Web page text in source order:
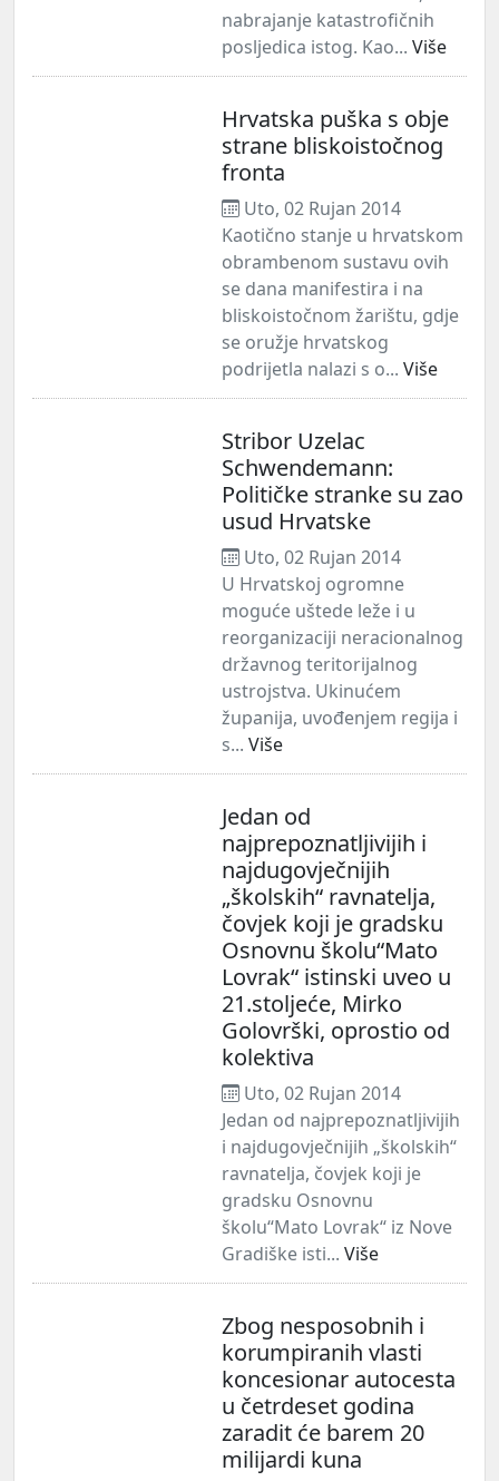
nabrajanje katastrofičnih
posljedica istog. Kao... Više
Hrvatska puška s obje
strane bliskoistočnog
fronta
Uto, 02 Rujan 2014
Kaotično stanje u hrvatskom
obrambenom sustavu ovih
se dana manifestira i na
bliskoistočnom žarištu, gdje
se oružje hrvatskog
podrijetla nalazi s o... Više
Stribor Uzelac
Schwendemann:
Političke stranke su zao
usud Hrvatske
Uto, 02 Rujan 2014
U Hrvatskoj ogromne
moguće uštede leže i u
reorganizaciji neracionalnog
državnog teritorijalnog
ustrojstva. Ukinućem
županija, uvođenjem regija i
s... Više
Jedan od
najprepoznatljivijih i
najdugovječnijih
„školskih“ ravnatelja,
čovjek koji je gradsku
Osnovnu školu“Mato
Lovrak“ istinski uveo u
21.stoljeće, Mirko
Golovrški, oprostio od
kolektiva
Uto, 02 Rujan 2014
Jedan od najprepoznatljivijih
i najdugovječnijih „školskih“
ravnatelja, čovjek koji je
gradsku Osnovnu
školu“Mato Lovrak“ iz Nove
Gradiške isti... Više
Zbog nesposobnih i
korumpiranih vlasti
koncesionar autocesta
u četrdeset godina
zaradit će barem 20
milijardi kuna